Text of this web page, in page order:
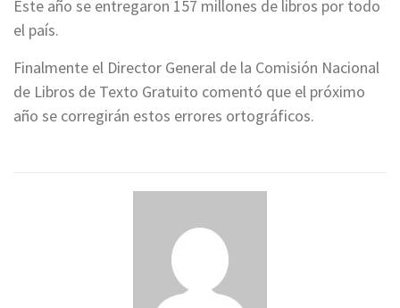
Este año se entregaron 157 millones de libros por todo
el país.
Finalmente el Director General de la Comisión Nacional
de Libros de Texto Gratuito comentó que el próximo
año se corregirán estos errores ortográficos.